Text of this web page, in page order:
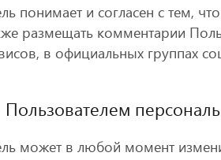
понимает и согласен с тем,
размещать комментарии
в официальных группах
может в любой момент